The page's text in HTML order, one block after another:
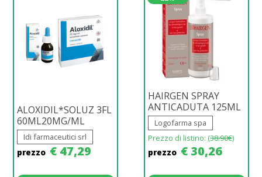
ALOXIDIL*SOLUZ 3FL
60ML20MG/ML
Idi farmaceutici srl
prezzo € 47,29
HAIRGEN SPRAY
ANTICADUTA 125ML
Logofarma spa
Prezzo di listino: (38.90€)
prezzo € 30,26